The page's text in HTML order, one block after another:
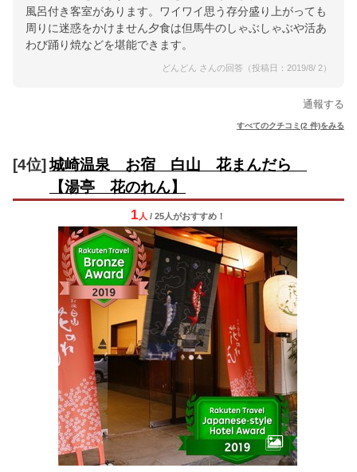
風呂付き客室があります。ワイワイ思う存分盛り上がっても
周りに迷惑をかけません夕食は但馬牛のしゃぶしゃぶや活あ
わび踊り焼などを堪能できます。
どんどん さんの回答（投稿日：2019/8/ 2）
通報する
すべてのクチコミ(2 件)をみる
[4位] 城崎温泉 お宿 白山 花まんだら
【湯亭 花のれん】
1 人 / 25人がおすすめ！